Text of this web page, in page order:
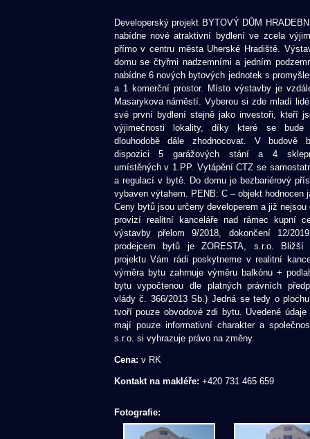
Developerský projekt BYTOVÝ DŮM
nabídne nové atraktivní bydlení ve zcela
přímo v centru města Uherské Hradiště.
domu se čtyřmi nadzemními a jedním
nabídne 6 nových bytových jednotek s
a 1 komerční prostor. Místo výstavby je
Masarykova náměstí. Vyberou si zde mladí
své první bydlení stejně jako investoři, kteří
výjimečnosti lokality, díky které se bude
dlouhodobě dále zhodnocovat. V budově
dispozici 5 garážových stání a 4
umístěných v 1.PP. Vytápění CTZ se
a regulací v bytě. Do domu je bezbariérový
vybaven výtahem. PENB: C – objekt hodnocen
Ceny bytů jsou určeny developerem a již
provizí realitní kanceláře nad rámec kupní
výstavby přelom 9/2018, dokončení 12/
prodejcem bytů je ZORESTA, s.r.o. Bližší
projektu Vám rádi poskytneme v realitní
výměra bytu zahrnuje výměru balkónu +
bytu vypočtenou dle platných právních
vlády č. 366/2013 Sb.) Jedná se tedy o
tvoří pouze obvodové zdi bytu. Uvedené údaje
mají pouze informativní charakter a
s.r.o. si vyhrazuje právo na změny.
Cena: v RK
Kontakt na makléře: +420 731 465 659
Fotografie: